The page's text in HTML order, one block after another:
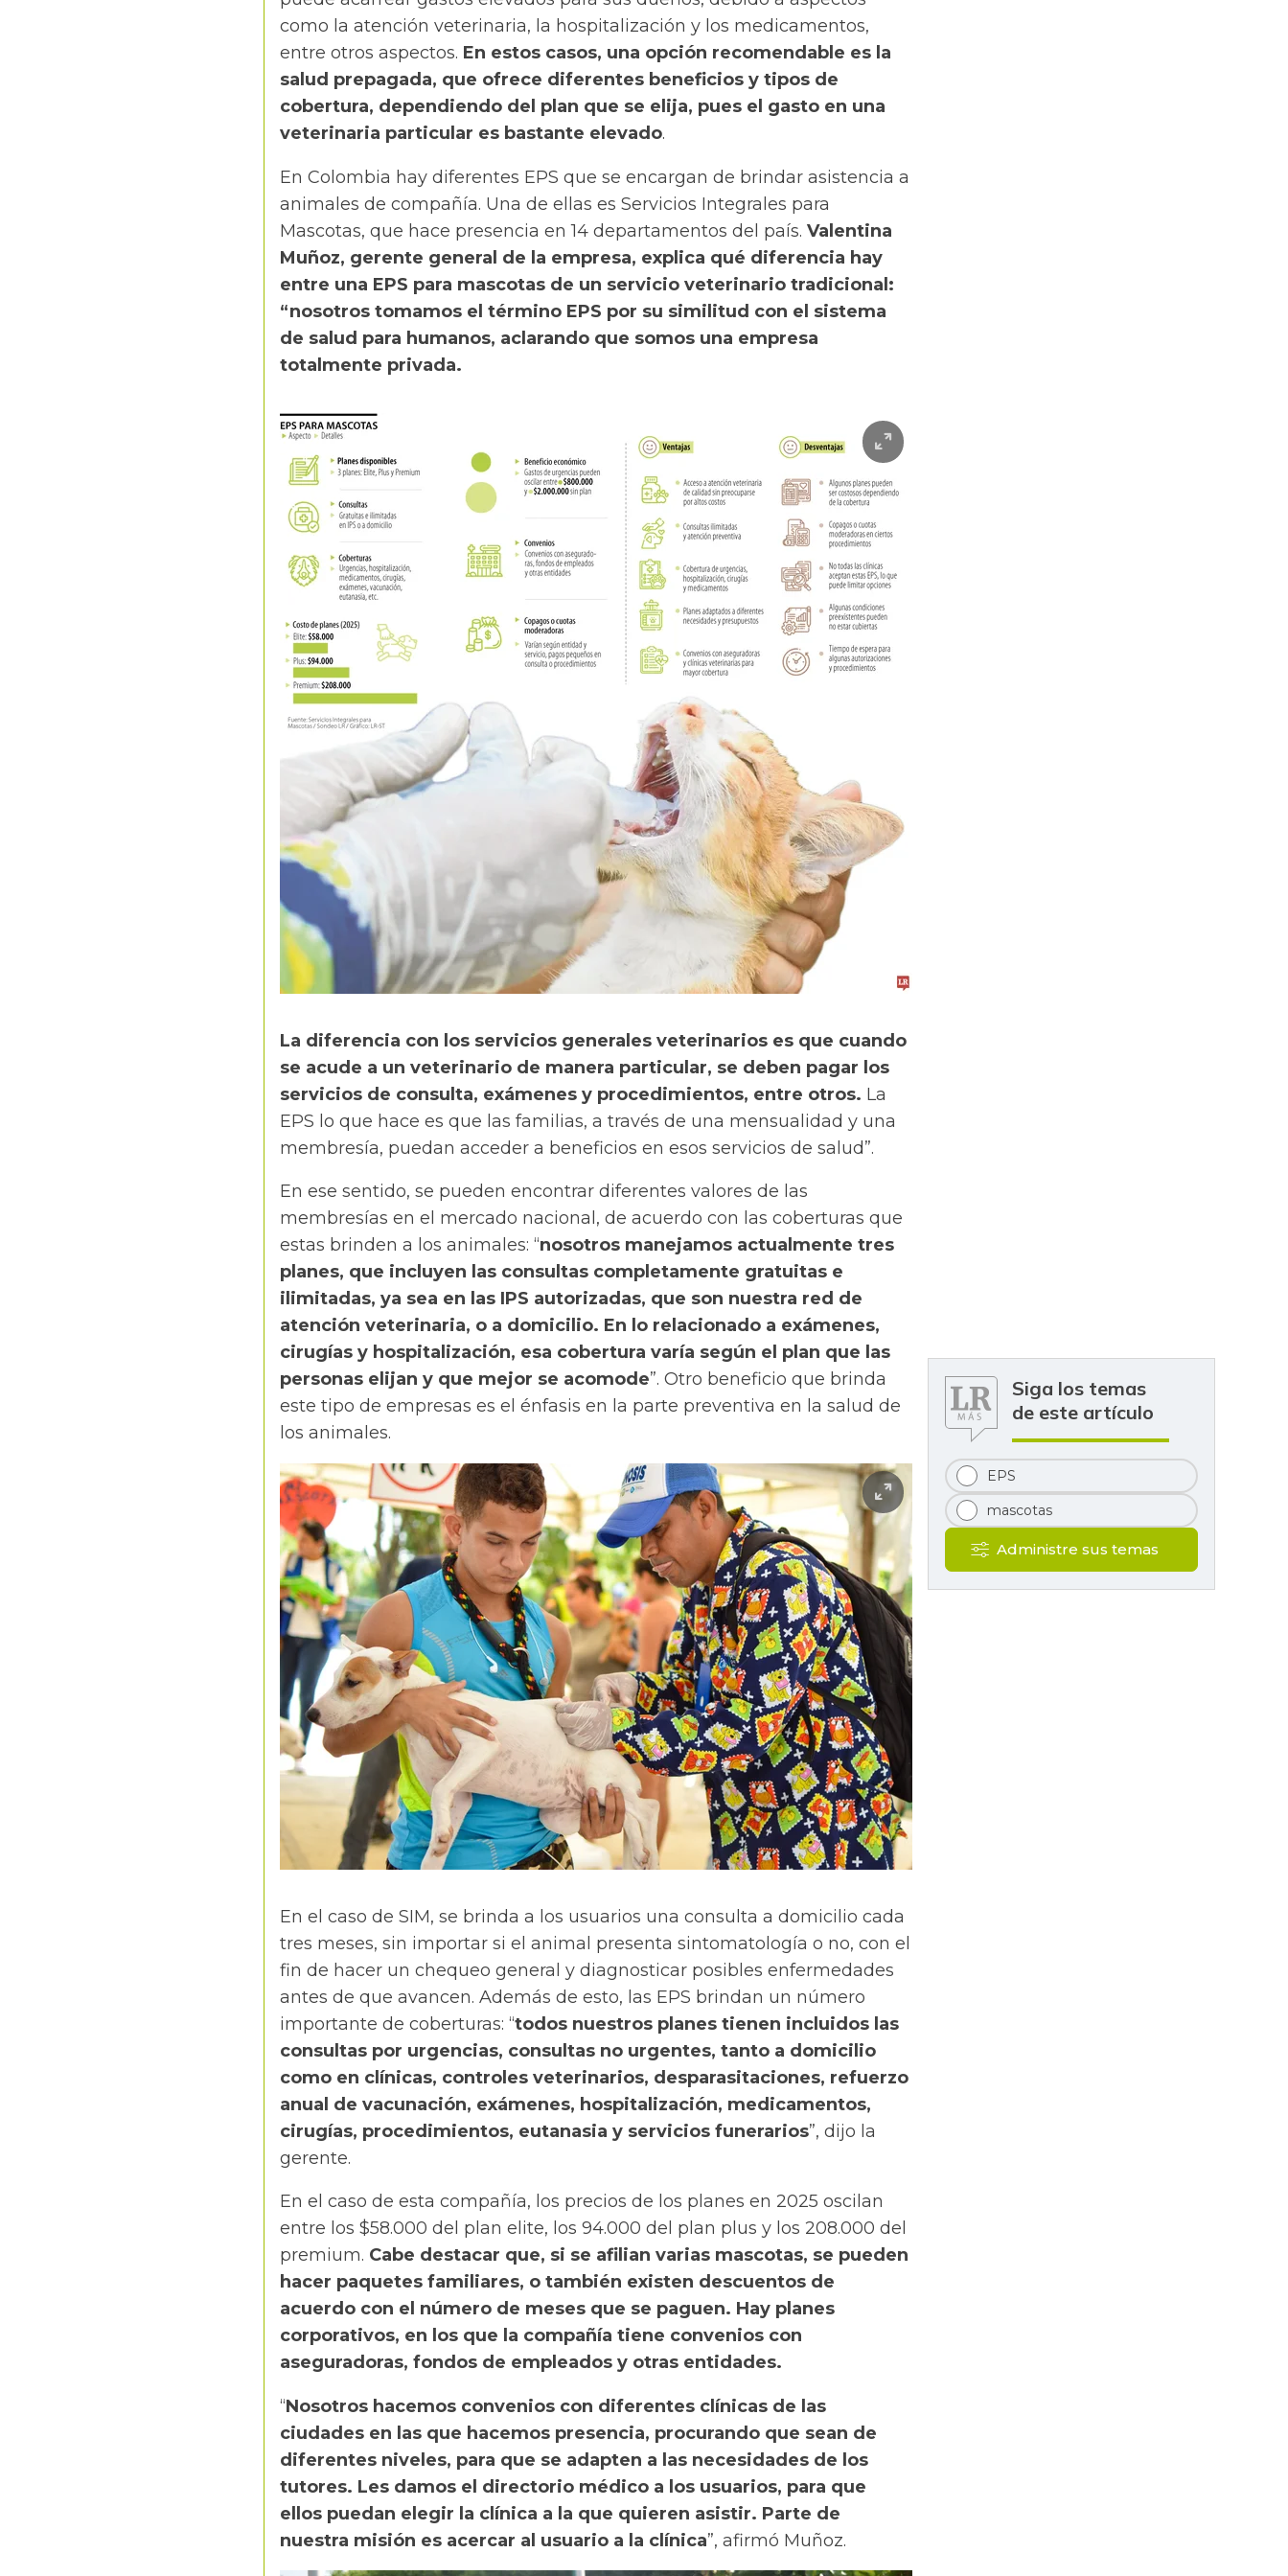
como la atención veterinaria, la hospitalización y los medicamentos,
entre otros aspectos. En estos casos, una opción recomendable es la
salud prepagada, que ofrece diferentes beneficios y tipos de
cobertura, dependiendo del plan que se elija, pues el gasto en una
veterinaria particular es bastante elevado.
En Colombia hay diferentes EPS que se encargan de brindar asistencia a
animales de compañía. Una de ellas es Servicios Integrales para
Mascotas, que hace presencia en 14 departamentos del país. Valentina
Muñoz, gerente general de la empresa, explica qué diferencia hay
entre una EPS para mascotas de un servicio veterinario tradicional:
“nosotros tomamos el término EPS por su similitud con el sistema
de salud para humanos, aclarando que somos una empresa
totalmente privada.
La diferencia con los servicios generales veterinarios es que cuando
se acude a un veterinario de manera particular, se deben pagar los
servicios de consulta, exámenes y procedimientos, entre otros. La
EPS lo que hace es que las familias, a través de una mensualidad y una
membresía, puedan acceder a beneficios en esos servicios de salud”.
En ese sentido, se pueden encontrar diferentes valores de las
membresías en el mercado nacional, de acuerdo con las coberturas que
estas brinden a los animales: “nosotros manejamos actualmente tres
planes, que incluyen las consultas completamente gratuitas e
ilimitadas, ya sea en las IPS autorizadas, que son nuestra red de
atención veterinaria, o a domicilio. En lo relacionado a exámenes,
cirugías y hospitalización, esa cobertura varía según el plan que las
personas elijan y que mejor se acomode”. Otro beneficio que brinda
este tipo de empresas es el énfasis en la parte preventiva en la salud de
los animales.
En el caso de SIM, se brinda a los usuarios una consulta a domicilio cada
tres meses, sin importar si el animal presenta sintomatología o no, con el
fin de hacer un chequeo general y diagnosticar posibles enfermedades
antes de que avancen. Además de esto, las EPS brindan un número
importante de coberturas: “todos nuestros planes tienen incluidos las
consultas por urgencias, consultas no urgentes, tanto a domicilio
como en clínicas, controles veterinarios, desparasitaciones, refuerzo
anual de vacunación, exámenes, hospitalización, medicamentos,
cirugías, procedimientos, eutanasia y servicios funerarios”, dijo la
gerente.
En el caso de esta compañía, los precios de los planes en 2025 oscilan
entre los $58.000 del plan elite, los 94.000 del plan plus y los 208.000 del
premium. Cabe destacar que, si se afilian varias mascotas, se pueden
hacer paquetes familiares, o también existen descuentos de
acuerdo con el número de meses que se paguen. Hay planes
corporativos, en los que la compañía tiene convenios con
aseguradoras, fondos de empleados y otras entidades.
“Nosotros hacemos convenios con diferentes clínicas de las
ciudades en las que hacemos presencia, procurando que sean de
diferentes niveles, para que se adapten a las necesidades de los
tutores. Les damos el directorio médico a los usuarios, para que
ellos puedan elegir la clínica a la que quieren asistir. Parte de
nuestra misión es acercar al usuario a la clínica”, afirmó Muñoz.
Siga los temas
de este artículo
EPS
mascotas
Administre sus temas